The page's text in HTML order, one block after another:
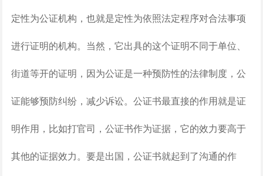
定性为公证机构，也就是定性为依照法定程序对合法事项
进行证明的机构。当然，它出具的这个证明不同于单位、
街道等开的证明，因为公证是一种预防性的法律制度，公
证能够预防纠纷，减少诉讼。公证书最直接的作用就是证
明作用，比如打官司，公证书作为证据，它的效力要高于
其他的证据效力。要是出国，公证书就起到了沟通的作